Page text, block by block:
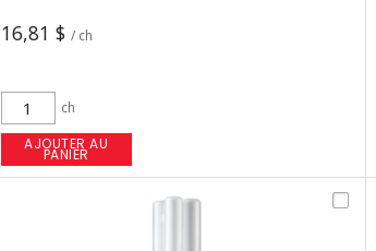
16,81 $ / ch
ch
AJOUTER AU
PANIER